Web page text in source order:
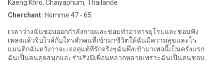
Kaeng Khro, Chaiyaphum, Thailande
Cherchant: Homme 47 - 65
เวลาว่างฉันชอบออกกำลังกายและชอบทำอาหารยุโรปและชอบฟัง
เพลงแล้วจิบไวล์กับใครสักคนที่เข้ามาชีวิตให้ฉันมีความสุขและโร
แมนติกฉันหวังว่าจะเจอคู่แท้ที่รักจริงๆฉันพึ่งเข้ามาเพจนี้เป็นครั่งแรก
ฉันเป็นคนคุยสนุกและร่าเริงมีเพื่อนหลากหลายเพราะฉันเป็นคนชอบ